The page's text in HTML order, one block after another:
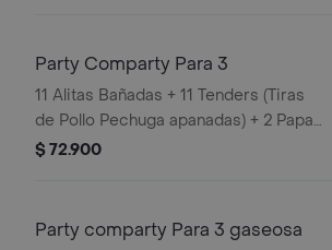
Party Comparty Para 3
11 Alitas Bañadas + 11 Tenders (Tiras
de Pollo Pechuga apanadas) + 2 Papas
$ 72.900
Party comparty Para 3 gaseosa